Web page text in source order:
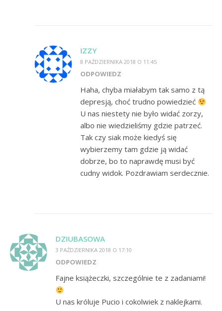
IZZY
8 PAŹDZIERNIKA 2018 O 11:45
ODPOWIEDZ
Haha, chyba miałabym tak samo z tą
depresją, choć trudno powiedzieć
U nas niestety nie było widać zorzy,
albo nie wiedzieliśmy gdzie patrzeć.
Tak czy siak może kiedyś się
wybierzemy tam gdzie ją widać
dobrze, bo to naprawdę musi być
cudny widok. Pozdrawiam serdecznie.
DZIUBASOWA
3 PAŹDZIERNIKA 2018 O 17:10
ODPOWIEDZ
Fajne książeczki, szczególnie te z zadaniami!
U nas króluje Pucio i cokolwiek z naklejkami.